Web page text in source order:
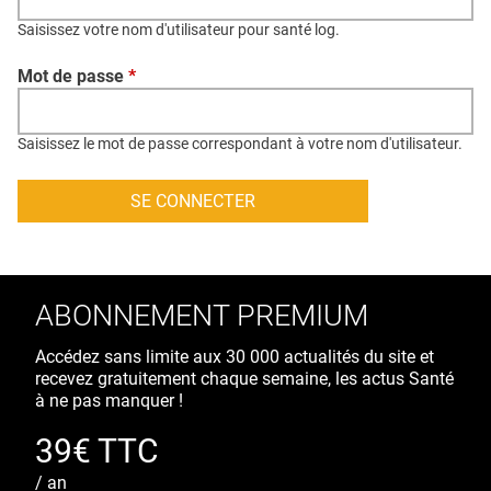
CONTACT
CRÉDITS
Saisissez votre nom d'utilisateur pour santé log.
Mot de passe *
Saisissez le mot de passe correspondant à votre nom d'utilisateur.
ABONNEMENT PREMIUM
Accédez sans limite aux 30 000 actualités du site et
recevez gratuitement chaque semaine, les actus Santé
à ne pas manquer !
39€ TTC
/ an